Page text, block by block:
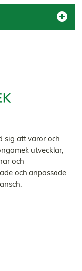
sig att varor och
utvecklar,
och
och anpassade